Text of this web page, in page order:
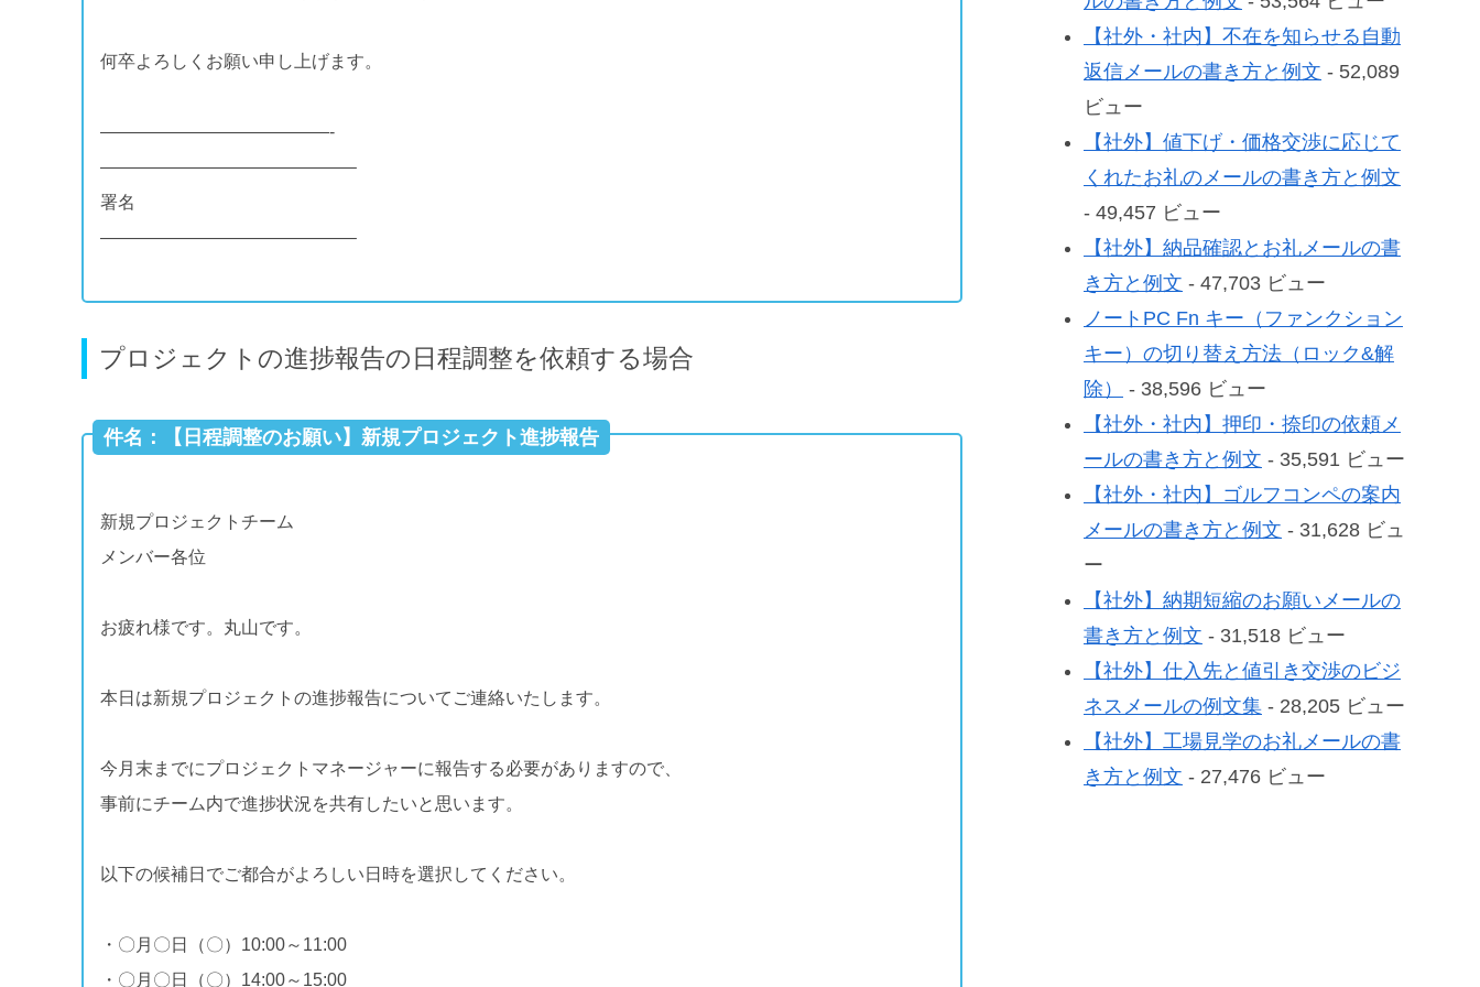
何卒よろしくお願い申し上げます。
—————————————-
——————————————–
署名
——————————————–
プロジェクトの進捗報告の日程調整を依頼する場合
件名：【日程調整のお願い】新規プロジェクト進捗報告
新規プロジェクトチーム
メンバー各位
お疲れ様です。丸山です。
本日は新規プロジェクトの進捗報告についてご連絡いたします。
今月末までにプロジェクトマネージャーに報告する必要がありますので、
事前にチーム内で進捗状況を共有したいと思います。
以下の候補日でご都合がよろしい日時を選択してください。
・〇月〇日（〇）10:00～11:00
・〇月〇日（〇）14:00～15:00
【社外・社内】不在を知らせる自動
返信メールの書き方と例文 - 52,089
ビュー
【社外】値下げ・価格交渉に応じて
くれたお礼のメールの書き方と例文
- 49,457 ビュー
【社外】納品確認とお礼メールの書
き方と例文 - 47,703 ビュー
ノートPC Fn キー（ファンクション
キー）の切り替え方法（ロック&解
除）
- 38,596 ビュー
【社外・社内】押印・捺印の依頼メ
ールの書き方と例文 - 35,591 ビュー
【社外・社内】ゴルフコンペの案内
メールの書き方と例文 - 31,628 ビュ
ー
【社外】納期短縮のお願いメールの
書き方と例文 - 31,518 ビュー
【社外】仕入先と値引き交渉のビジ
ネスメールの例文集 - 28,205 ビュー
【社外】工場見学のお礼メールの書
き方と例文 - 27,476 ビュー